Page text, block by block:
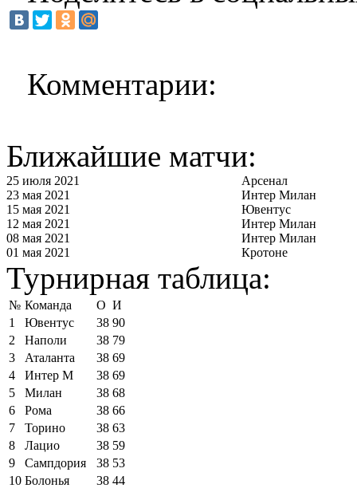
Комментарии:
Ближайшие матчи:
25 июля 2021
Арсенал
23 мая 2021
Интер Милан
15 мая 2021
Ювентус
12 мая 2021
Интер Милан
08 мая 2021
Интер Милан
01 мая 2021
Кротоне
Турнирная таблица:
№ Команда О И
1
Ювентус 38 90
2
Наполи 38 79
3
Аталанта 38 69
4
Интер М 38 69
5
Милан 38 68
6
Рома 38 66
7
Торино 38 63
8
Лацио 38 59
9
Сампдория 38 53
10 Болонья 38 44